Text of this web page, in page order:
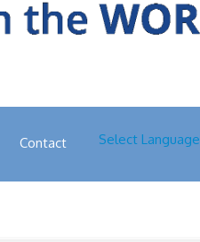
Contact Select Language